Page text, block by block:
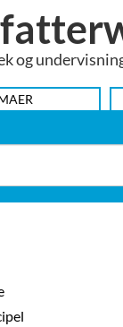
og